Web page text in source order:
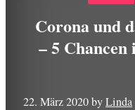
Corona und
– 5
22. März 2020byLinda